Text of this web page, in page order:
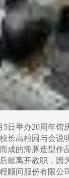
5日举办20周年
长高柏园与会说
成的海豚造型作
就离开教职，因
顾问服份有限公